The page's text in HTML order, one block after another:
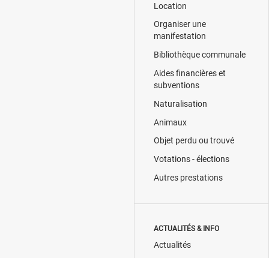
Location
Organiser une
manifestation
Bibliothèque communale
Aides financières et
subventions
Naturalisation
Animaux
Objet perdu ou trouvé
Votations - élections
Autres prestations
ACTUALITÉS & INFO
Actualités